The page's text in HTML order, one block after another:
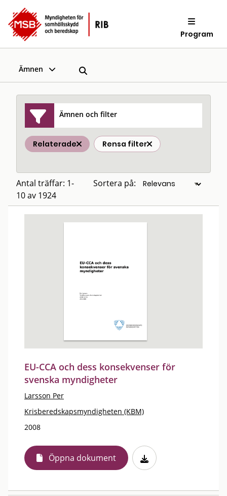
Program
Ämnen
Ämnen och filter
Relaterade Rensa filter
Antal träffar: 1-
10 av 1924
Sortera på:
EU-CCA och dess konsekvenser för
svenska myndigheter
Larsson Per
Krisberedskapsmyndigheten (KBM)
2008
Öppna dokument